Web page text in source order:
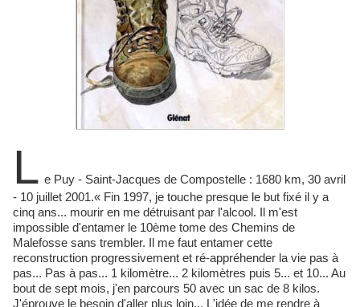
L e Puy - Saint-Jacques de Compostelle : 1680 km, 30 avril
- 10 juillet 2001.« Fin 1997, je touche presque le but fixé il y a
cinq ans... mourir en me détruisant par l'alcool. Il m'est
impossible d'entamer le 10ème tome des Chemins de
Malefosse sans trembler. Il me faut entamer cette
reconstruction progressivement et ré-appréhender la vie pas à
pas... Pas à pas... 1 kilomètre... 2 kilomètres puis 5... et 10... Au
bout de sept mois, j'en parcours 50 avec un sac de 8 kilos.
J'éprouve le besoin d'aller plus loin... L'idée de me rendre à